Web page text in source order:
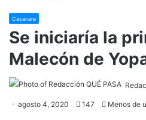
Casanare
Se iniciaría la
Malecón de
agosto 4, 2020 147 Menos de